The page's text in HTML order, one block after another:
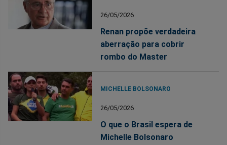
26/05/2026
Renan propõe verdadeira
aberração para cobrir
rombo do Master
MICHELLE BOLSONARO
26/05/2026
O que o Brasil espera de
Michelle Bolsonaro